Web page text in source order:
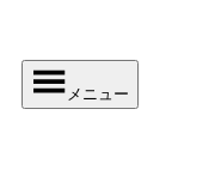
メニュー